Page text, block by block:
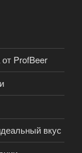
ProfBeer
вкус